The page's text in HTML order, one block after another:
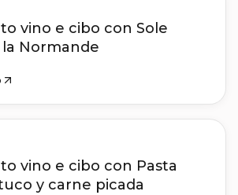
vino e cibo con Sole
Normande
vino e cibo con Pasta
y carne picada